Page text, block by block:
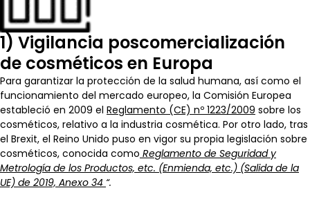
1) Vigilancia poscomercialización
de cosméticos en Europa
Para garantizar la protección de la salud humana, así como el
funcionamiento del mercado europeo, la Comisión Europea
estableció en 2009 el Reglamento (CE) nº 1223/2009 sobre los
cosméticos, relativo a la industria cosmética. Por otro lado, tras
el Brexit, el Reino Unido puso en vigor su propia legislación sobre
cosméticos, conocida como Reglamento de Seguridad y
Metrología de los Productos, etc. (Enmienda, etc.) (Salida de la
UE) de 2019, Anexo 34 “.